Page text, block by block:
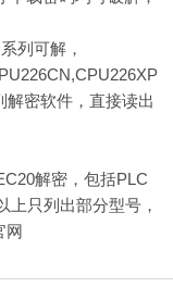
列可解，
解密软件，直接读出
解密，包括PLC
上只列出部分型号，
网